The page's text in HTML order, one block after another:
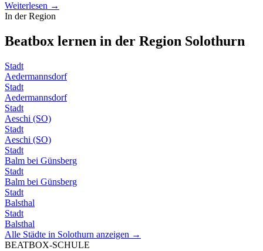
Weiterlesen →
In der Region
Beatbox lernen in der Region Solothurn
Stadt
Aedermannsdorf
Stadt
Aedermannsdorf
Stadt
Aeschi (SO)
Stadt
Aeschi (SO)
Stadt
Balm bei Günsberg
Stadt
Balm bei Günsberg
Stadt
Balsthal
Stadt
Balsthal
Alle Städte in Solothurn anzeigen →
BEATBOX-SCHULE